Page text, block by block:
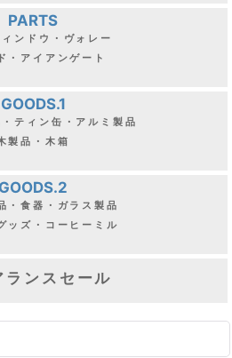
PARTS
ィンドウ・ヴォレー
・アイアンゲート
GOODS.1
ティン缶・アルミ製品
製品・木箱
GOODS.2
・食器・ガラス製品
ッズ・コーヒーミル
ランスセール